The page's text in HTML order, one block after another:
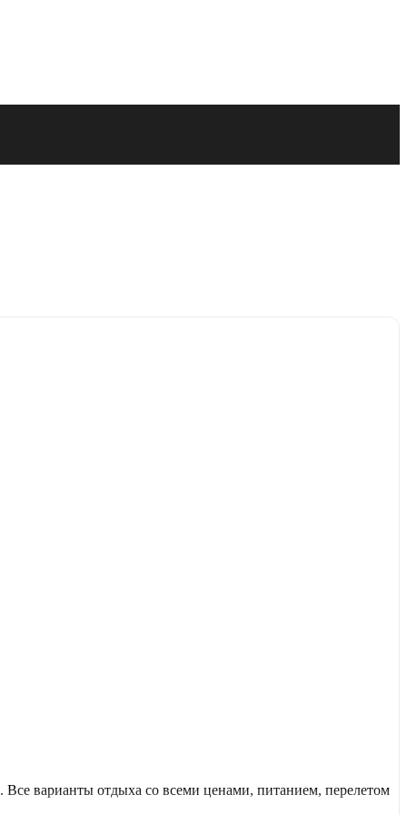
варианты отдыха со всеми ценами, питанием, перелетом